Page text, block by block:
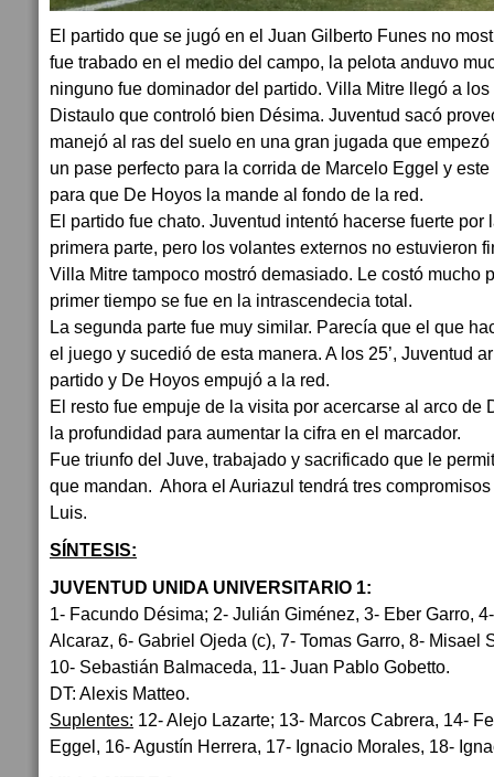
El partido que se jugó en el Juan Gilberto Funes no
fue trabado en el medio del campo, la pelota anduvo
ninguno fue dominador del partido. Villa Mitre llegó a
Distaulo que controló bien Désima. Juventud sacó
manejó al ras del suelo en una gran jugada que
un pase perfecto para la corrida de Marcelo Eggel y
para que De Hoyos la mande al fondo de la red.
El partido fue chato. Juventud intentó hacerse fuerte por
primera parte, pero los volantes externos no estuvieron
Villa Mitre tampoco mostró demasiado. Le costó mucho
primer tiempo se fue en la intrascendecia total.
La segunda parte fue muy similar. Parecía que el que
el juego y sucedió de esta manera. A los 25’, Juventud
partido y De Hoyos empujó a la red.
El resto fue empuje de la visita por acercarse al arco de
la profundidad para aumentar la cifra en el marcador.
Fue triunfo del Juve, trabajado y sacrificado que le
que mandan. Ahora el Auriazul tendrá tres
Luis.
SÍNTESIS:
JUVENTUD UNIDA UNIVERSITARIO 1:
1- Facundo Désima; 2- Julián Giménez, 3- Eber Garro,
Alcaraz, 6- Gabriel Ojeda (c), 7- Tomas Garro, 8- Misael
10- Sebastián Balmaceda, 11- Juan Pablo Gobetto.
DT: Alexis Matteo.
Suplentes: 12- Alejo Lazarte; 13- Marcos Cabrera, 14-
Eggel, 16- Agustín Herrera, 17- Ignacio Morales, 18-